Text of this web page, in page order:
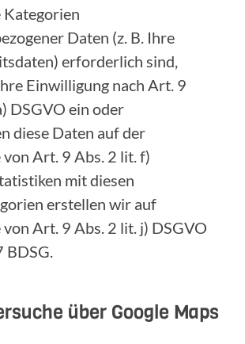
Kategorien
Daten (z. B. Ihre
erforderlich sind,
Einwilligung nach Art. 9
DSGVO ein oder
diese Daten auf der
Art. 9 Abs. 2 lit. f)
mit diesen
erstellen wir auf
Art. 9 Abs. 2 lit. j) DSGVO
BDSG.
über Google Maps